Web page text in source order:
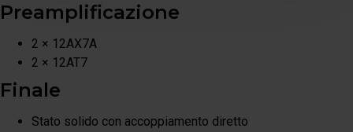
Preamplificazione
2 × 12AX7A
2 × 12AT7
Finale
Stato solido con accoppiamento diretto